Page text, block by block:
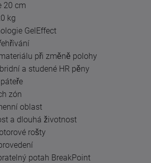
20 cm
kg
GelEffect
při změně polohy
a studené HR pěny
zón
oblast
a dlouhá životnost
rošty
potah BreakPoint